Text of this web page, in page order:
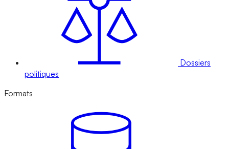
Dossiers
politiques
Formats